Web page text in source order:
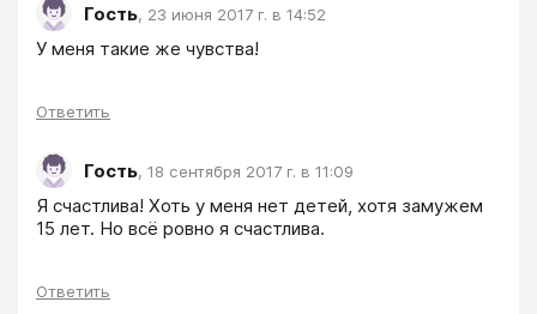
Гость, 23 июня 2017 г. в 14:52
У меня такие же чувства!
Ответить
Гость, 18 сентября 2017 г. в 11:09
Я счастлива! Хоть у меня нет детей, хотя замужем
15 лет. Но всё ровно я счастлива.
Ответить